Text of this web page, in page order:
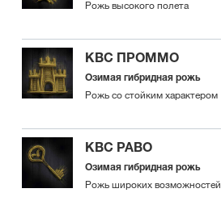
Рожь высокого полета
КВС ПРОММО
Озимая гибридная рожь
Рожь со стойким характером
КВС РАВО
Озимая гибридная рожь
Рожь широких возможностей